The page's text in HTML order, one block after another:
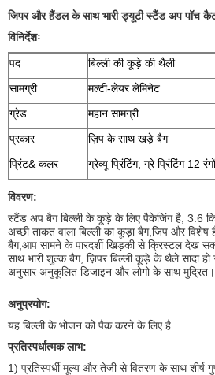
जिपर और हैंडल के साथ भारी ड्यूटी स्टैंड अप पॉच
विनिर्देशः
पद
बिल्ली की कूड़े की थैली
सामग्री
मल्टी-लेयर लेमिनेट
ग्रेड
महान सामग्री
प्रकार
ज़िप के साथ खड़े बैग
प्रिंट& कलर
ग्रेव्यू प्रिंटिंग, ग्रे प्रिंटिंग 12
विवरण:
स्टैंड अप बैग बिल्ली के कूड़े के लिए पैकेजिंग है, 3.6
अच्छी ताकत वाला बिल्ली का कूड़ा बैग,जिप और
बैग,आप सामने के पारदर्शी खिड़की से क्रिस्टल देख
साथ भारी शुल्क बैग, ज़िपर बिल्ली कूड़े के थैले सादा
अनुसार अनुकूलित डिजाइन और लोगो के साथ मुद्रित।
अनुप्रयोग:
यह बिल्ली के भोजन को पैक करने के लिए है
प्रतिस्पर्धात्मक लाभ:
1) प्रतिस्पर्धी मूल्य और तेजी से वितरण के साथ शीर्ष